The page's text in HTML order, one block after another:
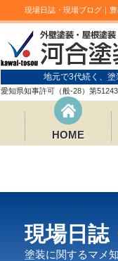
現場日誌・現場ブログ｜
地元で3代続く、塗
愛知県知事許可（般-28）第
HOME
現場日誌
塗装に関するマメ